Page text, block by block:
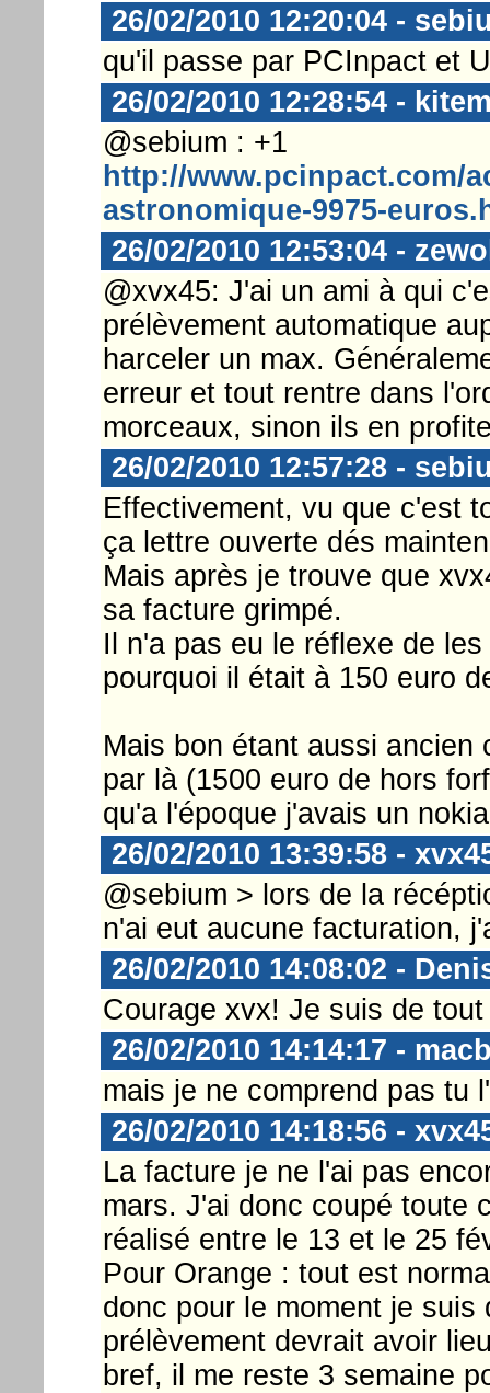
26/02/2010 12:20:04 -
qu'il passe par PCInpact et
26/02/2010 12:28:54 -
@sebium : +1
http://www.pcinpact.com/
astronomique-9975-
26/02/2010 12:53:04 -
@xvx45: J'ai un ami à qui
prélèvement automatique
harceler un max.
erreur et tout rentre dans
morceaux, sinon ils en
26/02/2010 12:57:28 -
Effectivement, vu que c'est
ça lettre ouverte dés
Mais après je trouve que
sa facture grimpé.
Il n'a pas eu le réflexe de
pourquoi il était à 150 euro
Mais bon étant aussi
par là (1500 euro de hors
qu'a l'époque j'avais un
26/02/2010 13:39:58 -
@sebium > lors de la
n'ai eut aucune facturation,
26/02/2010 14:08:02 -
Courage xvx! Je suis de
26/02/2010 14:14:17 -
mais je ne comprend pas tu
26/02/2010 14:18:56 -
La facture je ne l'ai pas
mars. J'ai donc coupé toute
réalisé entre le 13 et le 25
Pour Orange : tout est
donc pour le moment je
prélèvement devrait avoir
bref, il me reste 3 semaine